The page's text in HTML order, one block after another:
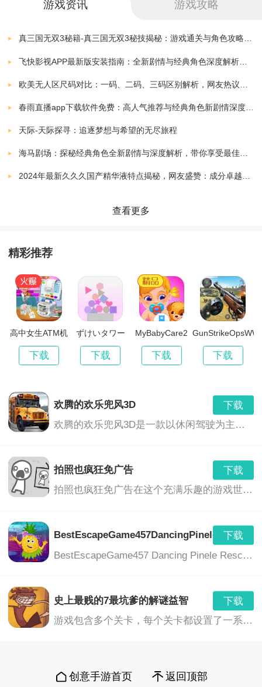
3.这款游戏玩起来真的是非常的自由的，所有的一切玩
家都可以根据自己的想象来。
随着玩家的精心照料，猫咪的智商会不断的增加的，玩
家可以给猫咪提供挑战和训练，游戏里面还有各种各样
值了。
游戏资讯 游戏攻略
真三国无双3秘籍-真三国无双3秘技揭秘：游戏通关与角色攻略全解析
天际-天际探寻：追逐梦想与希望的无尽旅程
查看更多
精彩推荐
高中女生ATM机
下载
ずけいタワー
下载
MyBabyCare2
下载 下载
欢腾的欢乐兜风3D
下载
欢腾的欢乐兜风3D是一款以休闲驾驶为主题的游戏，玩家将在美丽的3D环境中驾驶各种车辆，享受驾驶的乐趣，同时与朋友们一起分享欢乐的时光。游戏提供了丰富的车辆选择、多样的场景和任务，让玩家沉浸在刺激、轻松和充满乐趣的游戏世界中。
拍照也疯狂免广告
下载
拍照也疯狂免广告在这个充满乐趣的游戏世界中，你将带领你的相机挑战各种奇特的谜题，利用各种道具，以完成挑战并解开更多的隐藏区域。这是一个真正疯狂的拍照冒险旅程，没有任何广告的打扰，只为你带来纯粹的游戏乐趣。
下载
BestEscapeGame457 Dancing Pinele Rescue Game是一款独具特色的休闲解谜冒险游戏。游戏中，玩家将扮演一位勇敢的冒险者，在神秘的森林中展开一场刺激的逃脱冒险。玩家需要运用智慧和勇气，解开各种谜题，拯救被困在跳舞松树中的朋友。
史上最贱的7最坑爹的解谜益智
下载
游戏包含多个关卡，每个关卡都设置了一系列谜题和挑战。玩家需要通过思考、观察、操作等方式，解开谜题，完成挑战。游戏中的谜题设计丰富多样，包括图形推理、文字游戏、物理难题等等，充分考验玩家的智慧和反应能力。
创意手游首页 返回顶部